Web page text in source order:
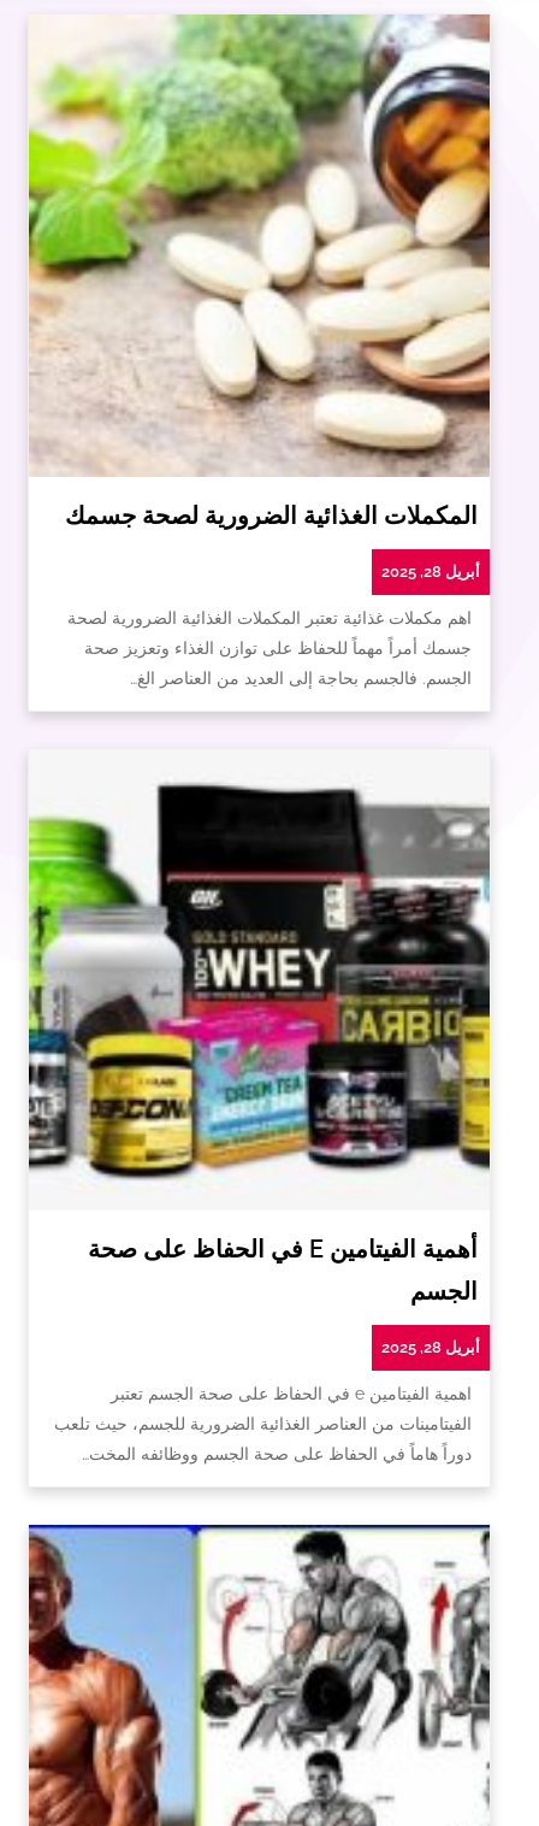
المكملات الغذائية الضرورية لصحة جسمك
أبريل 28, 2025
اهم مكملات غذائية تعتبر المكملات الغذائية الضرورية لصحة
جسمك أمراً مهماً للحفاظ على توازن الغذاء وتعزيز صحة
الجسم. فالجسم بحاجة إلى العديد من العناصر الغ…
أهمية الفيتامين E في الحفاظ على صحة
الجسم
أبريل 28, 2025
اهمية الفيتامين e في الحفاظ على صحة الجسم تعتبر
الفيتامينات من العناصر الغذائية الضرورية للجسم، حيث تلعب
دوراً هاماً في الحفاظ على صحة الجسم ووظائفه المخت…